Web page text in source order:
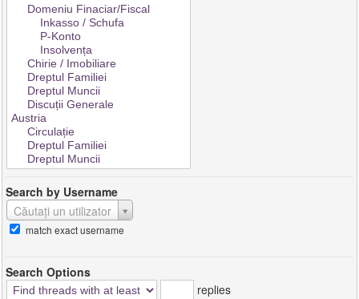
Search by Username
Căutați un utilizator
match exact username
Search Options
replies